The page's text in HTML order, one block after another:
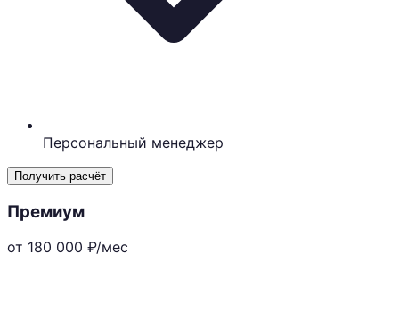
Персональный менеджер
Получить расчёт
Премиум
от 180 000 ₽/мес